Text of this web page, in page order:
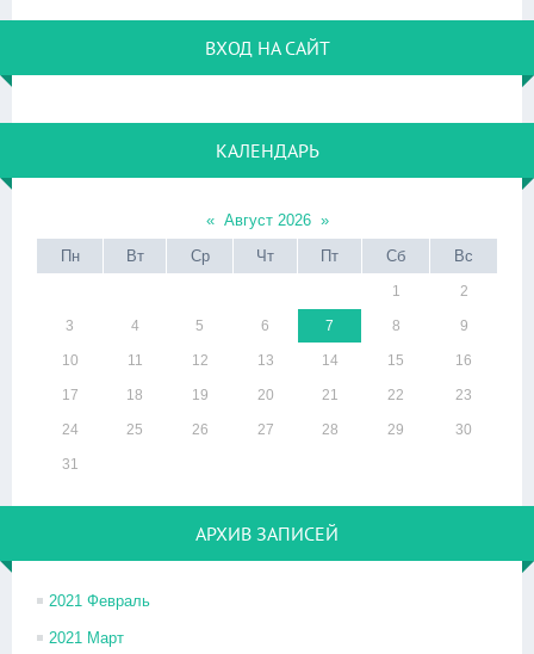
ВХОД НА САЙТ
КАЛЕНДАРЬ
« Август 2026 »
Пн
Вт Ср Чт Пт Сб Вс
1 2
3 4 5 6 7 8 9
10 11 12 13 14 15 16
17 18 19 20 21 22 23
24 25 26 27 28 29 30
31
АРХИВ ЗАПИСЕЙ
2021 Февраль
2021 Март